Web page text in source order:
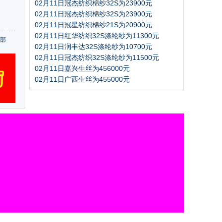
02月11日冠杰纺织棉纱32S为23900元
02月11日冠杰纺织棉纱32S为23900元
02月11日冠星纺织棉纱21S为20900元
02月11日红华纺织32S涤纶纱为11300元
02月11日润丰达32S涤纶纱为10700元
02月11日冠杰纺织32S涤纶纱为11500元
02月11日嘉兴生丝为456000元
02月11日广西生丝为455000元